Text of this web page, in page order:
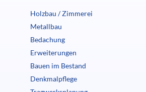
Holzbau / Zimmerei
Metallbau
Bedachung
Erweiterungen
Bauen im Bestand
Denkmalpflege